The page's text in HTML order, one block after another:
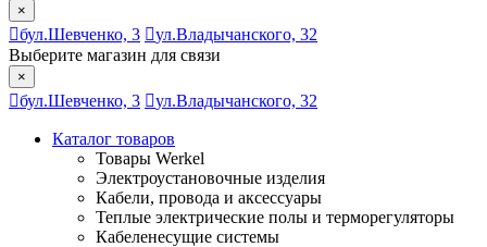
×
бул.Шевченко, 3
ул.Владычанского, 32
Выберите магазин для связи
×
бул.Шевченко, 3 ул.Владычанского, 32
Каталог товаров
Товары Werkel
Электроустановочные изделия
Кабели, провода и аксессуары
Теплые электрические полы и терморегуляторы
Кабеленесущие системы